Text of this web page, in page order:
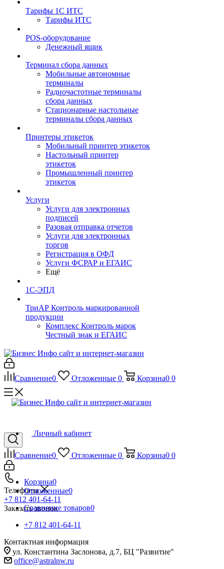
Тарифы 1С ИТС
Тарифы ИТС
POS-оборудование
Денежный ящик
Терминал сбора данных
Мобильные автономные
терминалы
Радиочастотные терминалы
сбора данных
Стационарные настольные
терминалы сбора данных
Принтеры этикеток
Мобильный принтер этикеток
Настольный принтер
этикеток
Промышленный принтер
этикеток
Услуги
Услуги для электронных
подписей
Разовая отправка отчетов
Услуги для электронных
торгов
Регистрация в ОФД
Услуги ФСРАР и ЕГАИС
Ещё
1С-ЭПД
ТриАР Контроль маркированной
продукции
Комплекс Контроль марок
Честный знак и ЕГАИС
Сравнение0 Отложенные 0 Корзина0 0
Сравнение0 Отложенные 0 Корзина0 0
Телефоны
+7 812 401-64-11
Заказать звонок
Личный кабинет
Корзина0
Отложенные0
Сравнение товаров0
+7 812 401-64-11
Контактная информация
ул. Константина Заслонова, д.7, БЦ "Развитие"
office@astralnw.ru